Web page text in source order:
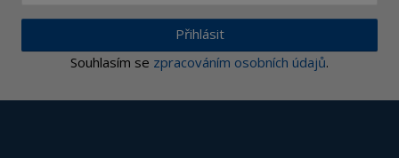
Přihlásit
Souhlasím se zpracováním osobních údajů.